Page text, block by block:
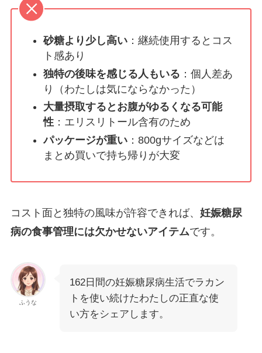
砂糖より少し高い：継続使用するとコス
ト感あり
独特の後味を感じる人もいる ：個人差あ
り（わたしは気にならなかった）
大量摂取するとお腹がゆるくなる可能
性：エリスリトール含有のため
パッケージが重い：800gサイズなどは
まとめ買いで持ち帰りが大変
コスト面と独特の風味が許容できれば、 妊娠糖尿
病の食事管理には欠かせないアイテムです。
ふうな
162日間の妊娠糖尿病生活でラカン
トを使い続けたわたしの正直な使
い方をシェアします。